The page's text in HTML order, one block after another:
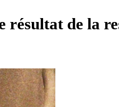
résultat de la